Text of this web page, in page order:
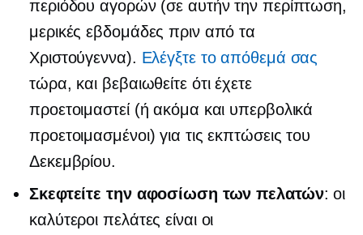
περιόδου αγορών (σε αυτήν την περίπτωση,
μερικές εβδομάδες πριν από τα
Χριστούγεννα). Ελέγξτε το απόθεμά σας
τώρα, και βεβαιωθείτε ότι έχετε
προετοιμαστεί (ή ακόμα και υπερβολικά
προετοιμασμένοι) για τις εκπτώσεις του
Δεκεμβρίου.
Σκεφτείτε την αφοσίωση των πελατών: οι
καλύτεροι πελάτες είναι οι